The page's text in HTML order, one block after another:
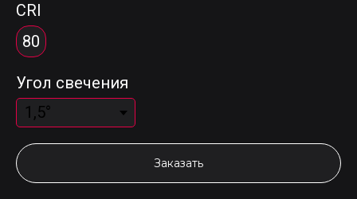
CRI
80
Угол свечения
Заказать